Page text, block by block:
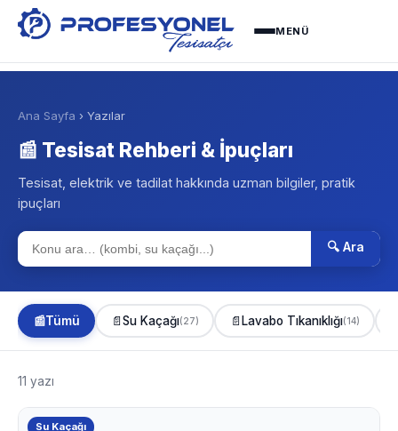
MENÜ
Ana Sayfa › Yazılar
📰 Tesisat Rehberi & İpuçları
Tesisat, elektrik ve tadilat hakkında uzman bilgiler, pratik
ipuçları
🔍 Ara
📰Tümü 📄Su Kaçağı(27) 📄Lavabo Tıkanıklığı(14)
11 yazı
Su Kaçağı